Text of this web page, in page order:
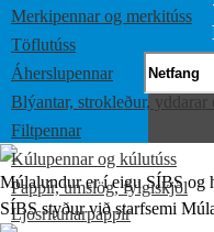
Merkipennar og merkitúss
Töflutúss
Áherslupennar
Blýantar, strokleður, yddarar
Filtpennar
Kúlupennar og kúlutúss
Pappír, umslög, fylgiskjöl
Ljósritunarpappír
Múlalundur er í eigu SÍBS og
SÍBS styður við starfsemi